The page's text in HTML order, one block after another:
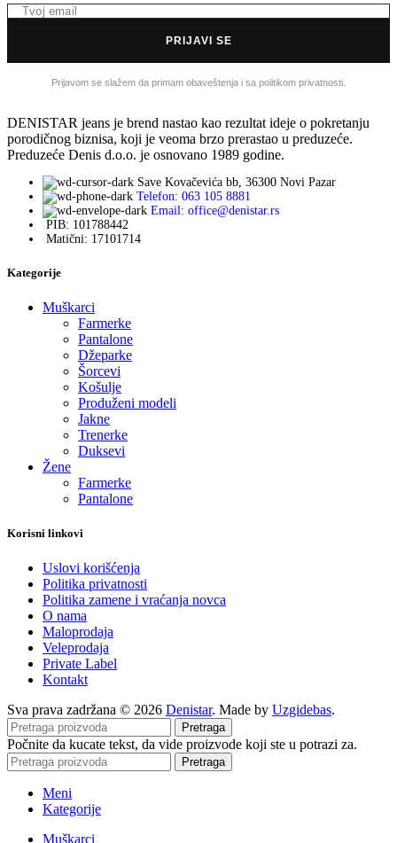
PRIJAVI SE
Prijavom se slažem da primam obaveštenja i sa politikom privatnosti.
DENISTAR jeans je brend nastao kao rezultat ideje o pokretanju
porodičnog biznisa, koji je veoma brzo prerastao u preduzeće.
Preduzeće Denis d.o.o. je osnovano 1989 godine.
Save Kovačevića bb, 36300 Novi Pazar
Telefon: 063 105 8881
Email: office@denistar.rs
PIB: 101788442
Matični: 17101714
Kategorije
Muškarci
Farmerke
Pantalone
Džeparke
Šorcevi
Košulje
Produženi modeli
Jakne
Trenerke
Duksevi
Žene
Farmerke
Pantalone
Korisni linkovi
Uslovi korišćenja
Politika privatnosti
Politika zamene i vraćanja novca
O nama
Maloprodaja
Veleprodaja
Private Label
Kontakt
Sva prava zadržana © 2026 Denistar. Made by Uzgidebas.
Pretraga
Počnite da kucate tekst, da vide proizvode koji ste u potrazi za.
Pretraga
Meni
Kategorije
Muškarci